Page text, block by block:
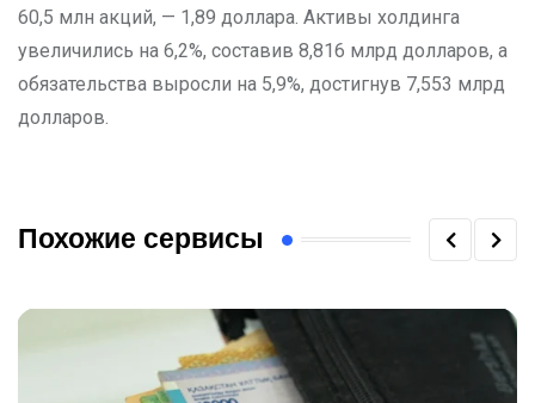
60,5 млн акций, — 1,89 доллара. Активы холдинга
увеличились на 6,2%, составив 8,816 млрд долларов, а
обязательства выросли на 5,9%, достигнув 7,553 млрд
долларов.
Похожие сервисы